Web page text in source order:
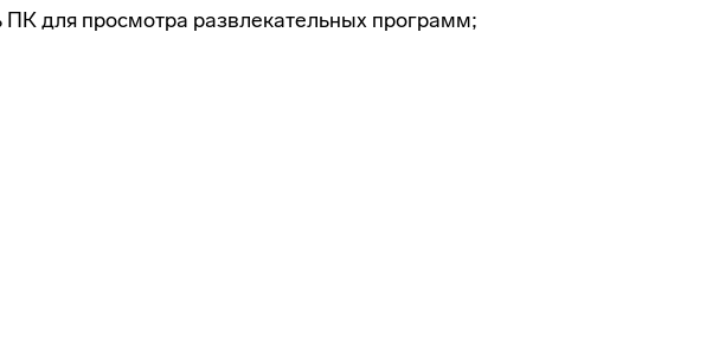
ПК для просмотра развлекательных программ;